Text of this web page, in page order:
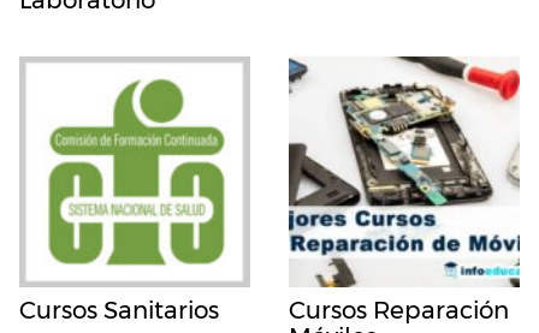
Cursos Sanitarios
Cursos Reparación